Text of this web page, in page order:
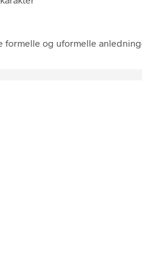
formelle og uformelle